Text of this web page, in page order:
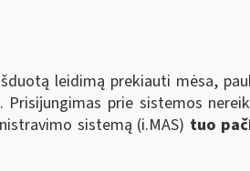
leidimą prekiauti mėsa,
prie sistemos
sistemą (i.MAS) tuo